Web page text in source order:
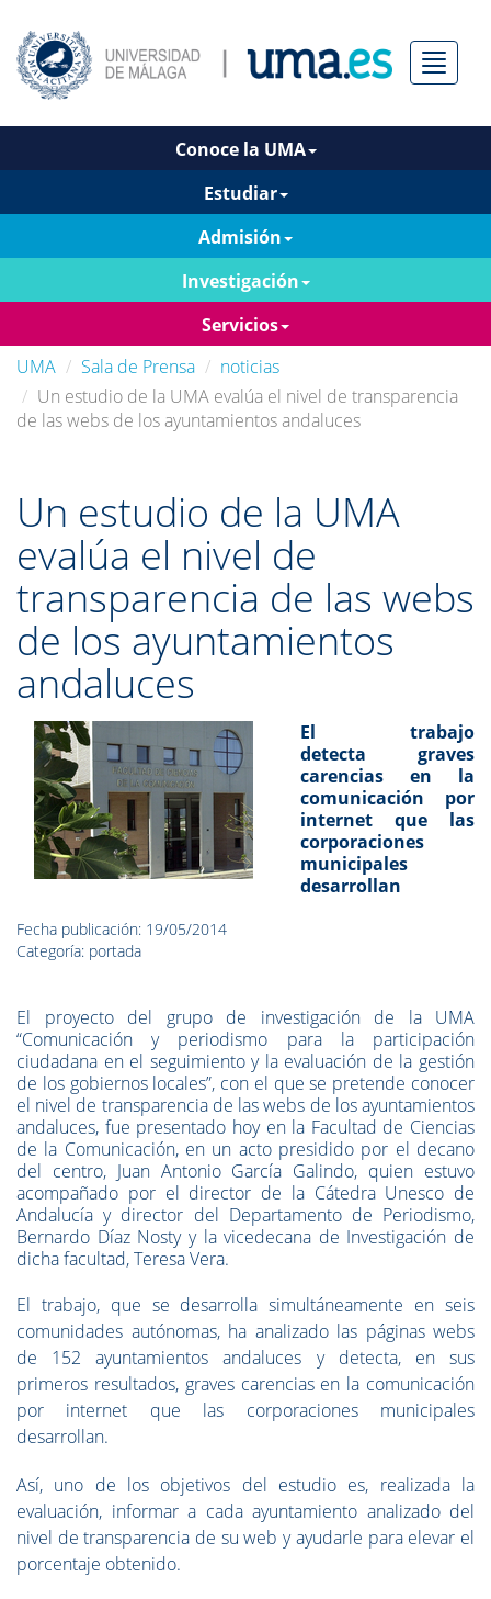
Menú
Conoce la UMA
Estudiar
Admisión
Investigación
Servicios
UMA
Sala de Prensa
noticias
Un estudio de la UMA evalúa el nivel de transparencia
de las webs de los ayuntamientos andaluces
Un estudio de la UMA
evalúa el nivel de
transparencia de las webs
de los ayuntamientos
andaluces
El trabajo
detecta graves
carencias en la
comunicación por
internet que las
corporaciones
municipales
desarrollan
Fecha publicación: 19/05/2014
Categoría: portada
El proyecto del grupo de investigación de la UMA
“Comunicación y periodismo para la participación
ciudadana en el seguimiento y la evaluación de la gestión
de los gobiernos locales”, con el que se pretende conocer
el nivel de transparencia de las webs de los ayuntamientos
andaluces, fue presentado hoy en la Facultad de Ciencias
de la Comunicación, en un acto presidido por el decano
del centro, Juan Antonio García Galindo, quien estuvo
acompañado por el director de la Cátedra Unesco de
Andalucía y director del Departamento de Periodismo,
Bernardo Díaz Nosty y la vicedecana de Investigación de
dicha facultad, Teresa Vera.
El trabajo, que se desarrolla simultáneamente en seis
comunidades autónomas, ha analizado las páginas webs
de 152 ayuntamientos andaluces y detecta, en sus
primeros resultados, graves carencias en la comunicación
por internet que las corporaciones municipales
desarrollan.
Así, uno de los objetivos del estudio es, realizada la
evaluación, informar a cada ayuntamiento analizado del
nivel de transparencia de su web y ayudarle para elevar el
porcentaje obtenido.